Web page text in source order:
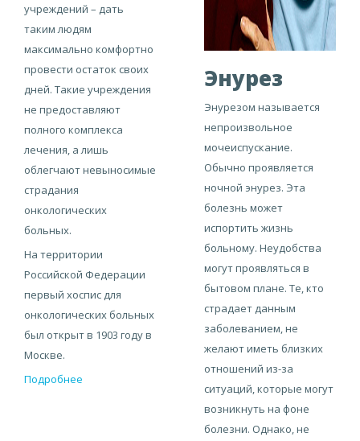
учреждений – дать
таким людям
максимально комфортно
провести остаток своих
дней. Такие учреждения
не предоставляют
полного комплекса
лечения, а лишь
облегчают невыносимые
страдания
онкологических
больных.
На территории
Российской Федерации
первый хоспис для
онкологических больных
был открыт в 1903 году в
Москве.
Подробнее
Энурез
Энурезом называется
непроизвольное
мочеиспускание.
Обычно проявляется
ночной энурез. Эта
болезнь может
испортить жизнь
больному. Неудобства
могут проявляться в
бытовом плане. Те, кто
страдает данным
заболеванием, не
желают иметь близких
отношений из-за
ситуаций, которые могут
возникнуть на фоне
болезни. Однако, не